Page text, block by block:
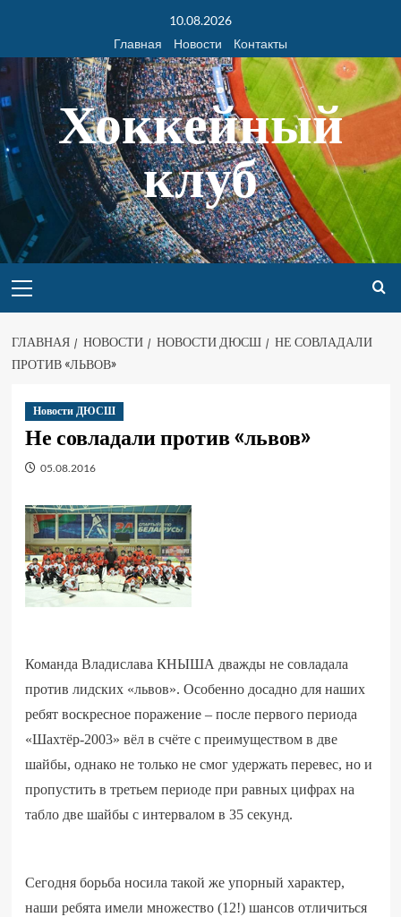
10.08.2026
Главная
Новости Контакты
Хоккейный
клуб
ГЛАВНАЯ НОВОСТИ НОВОСТИ ДЮСШ
НЕ СОВЛАДАЛИ
ПРОТИВ «ЛЬВОВ»
Новости ДЮСШ
Не совладали против «львов»
05.08.2016
Команда Владислава КНЫША дважды не совладала
против лидских «львов». Особенно досадно для наших
ребят воскресное поражение – после первого периода
«Шахтёр-2003» вёл в счёте с преимуществом в две
шайбы, однако не только не смог удержать перевес, но и
пропустить в третьем периоде при равных цифрах на
табло две шайбы с интервалом в 35 секунд.
Сегодня борьба носила такой же упорный характер,
наши ребята имели множество (12!) шансов отличиться